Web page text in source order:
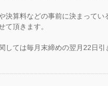
決算料などの事前に決まってい
て頂きます。
しては毎月末締めの翌月22日引